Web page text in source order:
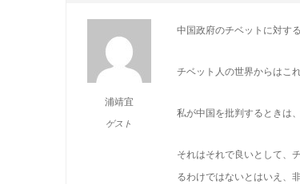
浦靖宜
ゲスト
中国政府のチベットに対す
チベット人の世界からはこ
私が中国を批判するときは
それはそれで良いとして、
るわけではないとはいえ、